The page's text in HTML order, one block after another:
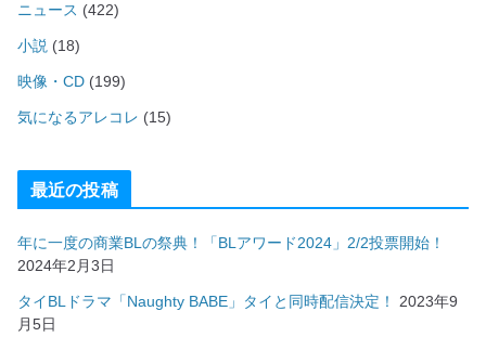
ニュース (422)
小説 (18)
映像・CD (199)
気になるアレコレ (15)
最近の投稿
年に一度の商業BLの祭典！「BLアワード2024」2/2投票開始！
2024年2月3日
タイBLドラマ「Naughty BABE」タイと同時配信決定！
2023年9
月5日